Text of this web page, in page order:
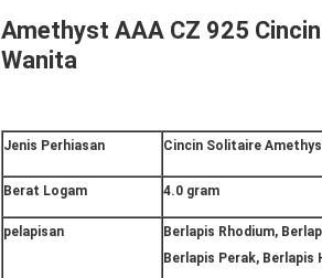
Amethyst AAA CZ 925
Wanita
Jenis Perhiasan Cincin Solitaire
Berat Logam 4.0 gram
pelapisan
Berlapis Rhodium,
Berlapis Perak, Berlapis